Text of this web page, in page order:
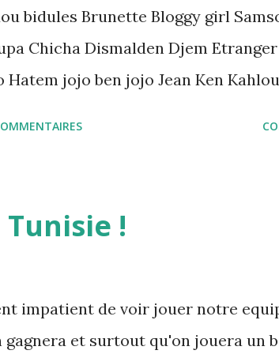
bidules Brunette Bloggy girl
Chicha Dismalden Djem
Hatem jojo ben jojo Jean Ken
!
impatient de voir jouer notre
gagnera et surtout qu'on jouera un